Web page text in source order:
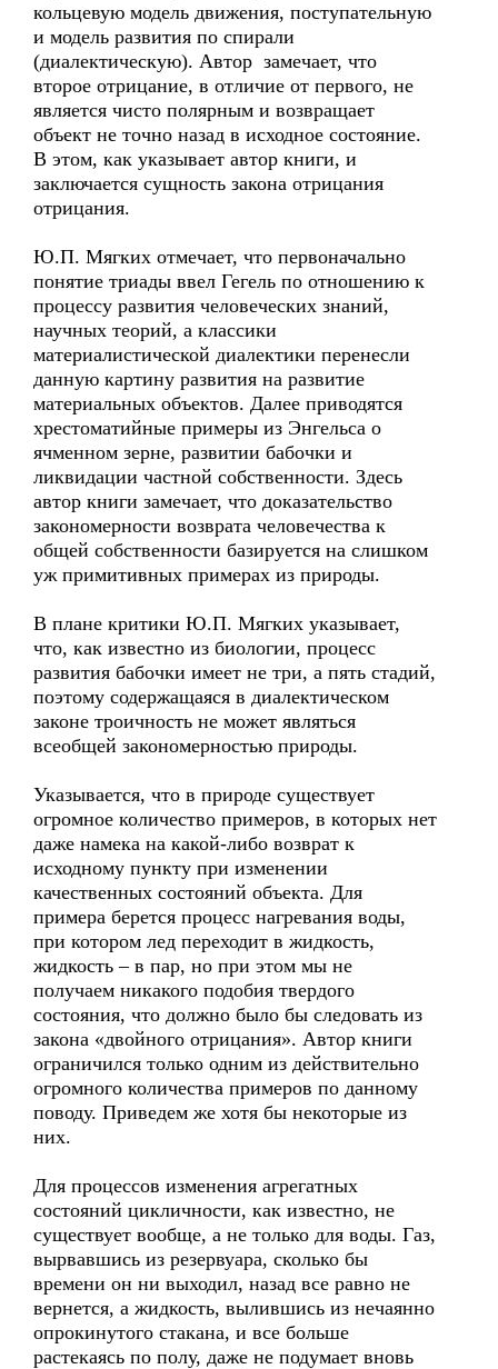
кольцевую модель движения, поступательную
и модель развития по спирали
(диалектическую). Автор замечает, что
второе отрицание, в отличие от первого, не
является чисто полярным и возвращает
объект не точно назад в исходное состояние.
В этом, как указывает автор книги, и
заключается сущность закона отрицания
отрицания.
Ю.П. Мягких отмечает, что первоначально
понятие триады ввел Гегель по отношению к
процессу развития человеческих знаний,
научных теорий, а классики
материалистической диалектики перенесли
данную картину развития на развитие
материальных объектов. Далее приводятся
хрестоматийные примеры из Энгельса о
ячменном зерне, развитии бабочки и
ликвидации частной собственности. Здесь
автор книги замечает, что доказательство
закономерности возврата человечества к
общей собственности базируется на слишком
уж примитивных примерах из природы.
В плане критики Ю.П. Мягких указывает,
что, как известно из биологии, процесс
развития бабочки имеет не три, а пять стадий,
поэтому содержащаяся в диалектическом
законе троичность не может являться
всеобщей закономерностью природы.
Указывается, что в природе существует
огромное количество примеров, в которых нет
даже намека на какой-либо возврат к
исходному пункту при изменении
качественных состояний объекта. Для
примера берется процесс нагревания воды,
при котором лед переходит в жидкость,
жидкость – в пар, но при этом мы не
получаем никакого подобия твердого
состояния, что должно было бы следовать из
закона «двойного отрицания». Автор книги
ограничился только одним из действительно
огромного количества примеров по данному
поводу. Приведем же хотя бы некоторые из
них.
Для процессов изменения агрегатных
состояний цикличности, как известно, не
существует вообще, а не только для воды. Газ,
вырвавшись из резервуара, сколько бы
времени он ни выходил, назад все равно не
вернется, а жидкость, вылившись из нечаянно
опрокинутого стакана, и все больше
растекаясь по полу, даже не подумает вновь